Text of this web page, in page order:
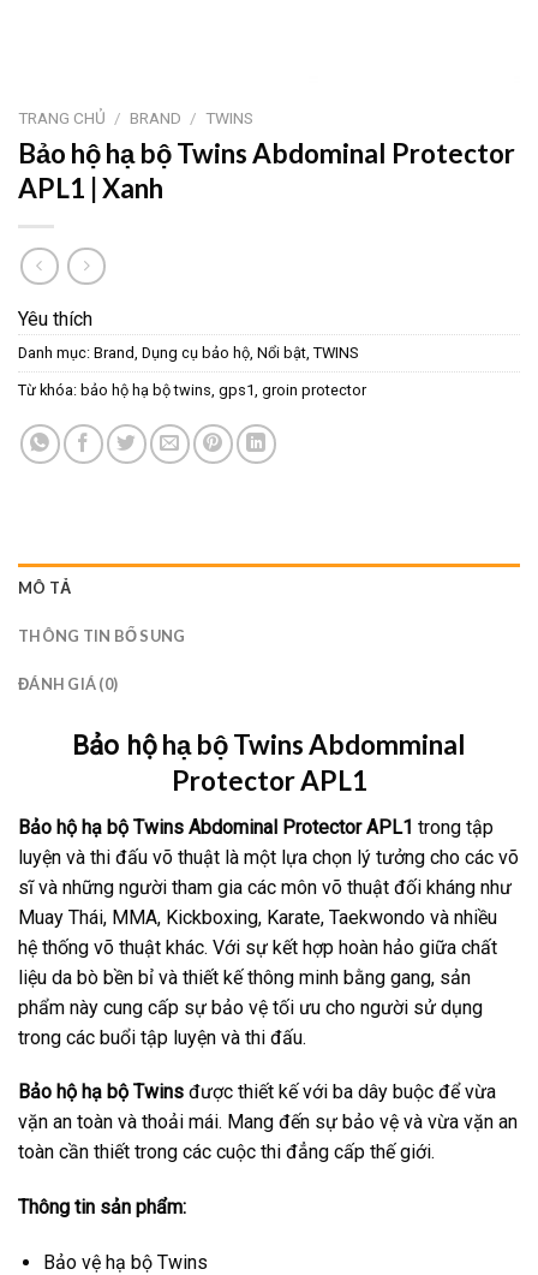
TRANG CHỦ / BRAND / TWINS
Bảo hộ hạ bộ Twins Abdominal Protector
APL1 | Xanh
Yêu thích
Danh mục: Brand, Dụng cụ bảo hộ, Nổi bật, TWINS
Từ khóa: bảo hộ hạ bộ twins, gps1, groin protector
MÔ TẢ
THÔNG TIN BỔ SUNG
ĐÁNH GIÁ (0)
Bảo hộhạ bộ Twins Abdomminal
Protector APL1
Bảo hộ hạ bộ Twins Abdominal Protector APL1 trong tập
luyện và thi đấu võ thuật là một lựa chọn lý tưởng cho các võ
sĩ và những người tham gia các môn võ thuật đối kháng như
Muay Thái, MMA, Kickboxing, Karate, Taekwondo và nhiều
hệ thống võ thuật khác. Với sự kết hợp hoàn hảo giữa chất
liệu da bò bền bỉ và thiết kế thông minh bằng gang, sản
phẩm này cung cấp sự bảo vệ tối ưu cho người sử dụng
trong các buổi tập luyện và thi đấu.
Bảo hộ hạ bộ Twins được thiết kế với ba dây buộc để vừa
vặn an toàn và thoải mái. Mang đến sự bảo vệ và vừa vặn an
toàn cần thiết trong các cuộc thi đẳng cấp thế giới.
Thông tin sản phẩm:
Bảo vệ hạ bộ Twins